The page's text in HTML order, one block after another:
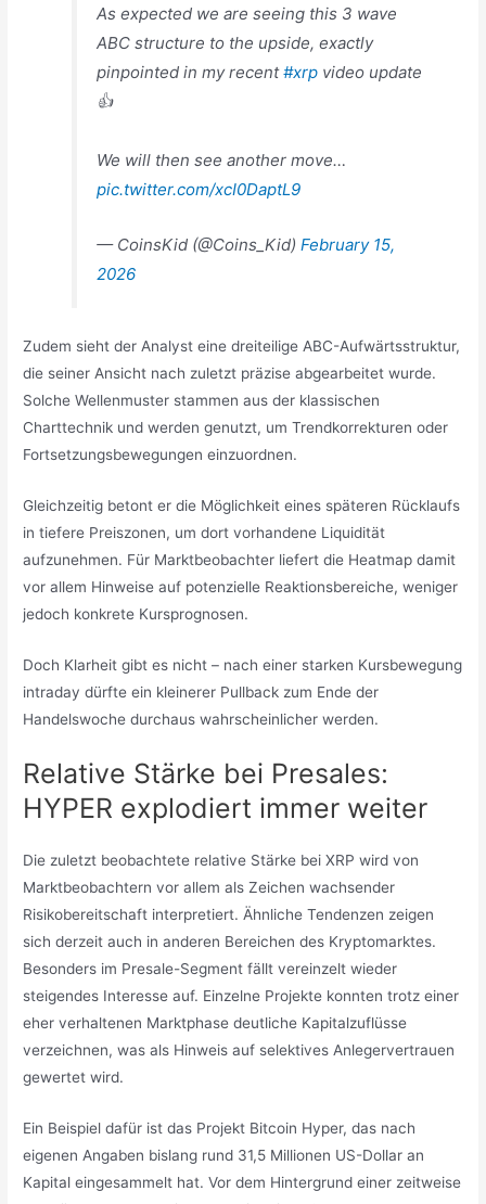
As expected we are seeing this 3 wave
ABC structure to the upside, exactly
pinpointed in my recent#xrp video update
👍
We will then see another move…
pic.twitter.com/xcI0DaptL9
— CoinsKid (@Coins_Kid)February 15,
2026
Zudem sieht der Analyst eine dreiteilige ABC-Aufwärtsstruktur,
die seiner Ansicht nach zuletzt präzise abgearbeitet wurde.
Solche Wellenmuster stammen aus der klassischen
Charttechnik und werden genutzt, um Trendkorrekturen oder
Fortsetzungsbewegungen einzuordnen.
Gleichzeitig betont er die Möglichkeit eines späteren Rücklaufs
in tiefere Preiszonen, um dort vorhandene Liquidität
aufzunehmen. Für Marktbeobachter liefert die Heatmap damit
vor allem Hinweise auf potenzielle Reaktionsbereiche, weniger
jedoch konkrete Kursprognosen.
Doch Klarheit gibt es nicht – nach einer starken Kursbewegung
intraday dürfte ein kleinerer Pullback zum Ende der
Handelswoche durchaus wahrscheinlicher werden.
Relative Stärke bei Presales:
HYPER explodiert immer weiter
Die zuletzt beobachtete relative Stärke bei XRP wird von
Marktbeobachtern vor allem als Zeichen wachsender
Risikobereitschaft interpretiert. Ähnliche Tendenzen zeigen
sich derzeit auch in anderen Bereichen des Kryptomarktes.
Besonders im Presale-Segment fällt vereinzelt wieder
steigendes Interesse auf. Einzelne Projekte konnten trotz einer
eher verhaltenen Marktphase deutliche Kapitalzuflüsse
verzeichnen, was als Hinweis auf selektives Anlegervertrauen
gewertet wird.
Ein Beispiel dafür ist das Projekt Bitcoin Hyper, das nach
eigenen Angaben bislang rund 31,5 Millionen US-Dollar an
Kapital eingesammelt hat. Vor dem Hintergrund einer zeitweise